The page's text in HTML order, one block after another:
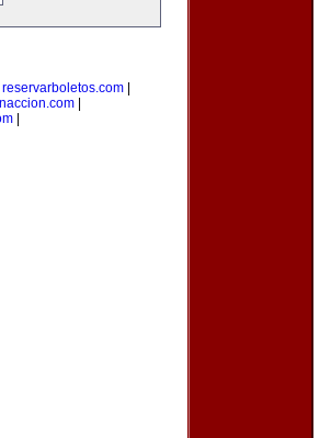
reservarboletos.com